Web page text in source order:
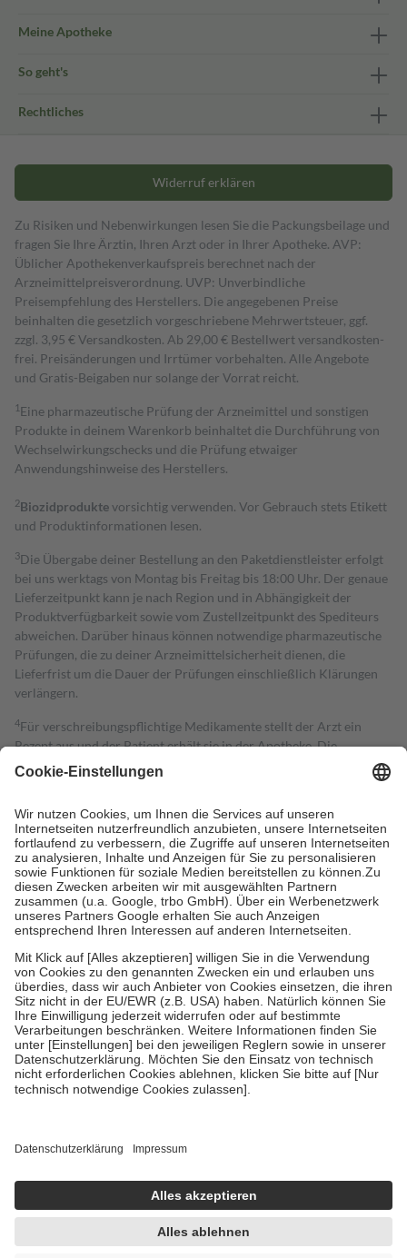
Meine Apotheke
So geht's
Rechtliches
Widerruf erklären
Zu Risiken und Nebenwirkungen lesen Sie die Packungsbeilage und
fragen Sie Ihre Ärztin, Ihren Arzt oder in Ihrer Apotheke. AVP:
Üblicher Apothekenverkaufspreis berechnet nach der
Arzneimittelpreisverordnung. UVP: Unverbindliche
Preisempfehlung des Herstellers. Die angegebenen Preise
beinhalten die gesetzlich vorgeschriebene Mehrwertsteuer, ggf.
zzgl. 3,95 € Versandkosten. Ab 29,00 € Bestell­wert versand­kosten­
frei. Preisänderungen und Irrtümer vorbehalten. Alle Angebote
und Gratis-Beigaben nur solange der Vorrat reicht.
1 Eine pharmazeutische Prüfung der Arzneimittel und sonstigen
Produkte in deinem Warenkorb beinhaltet die Durchführung von
Wechselwirkungschecks und die Prüfung etwaiger
Anwendungshinweise des Herstellers.
2Biozidproduktevorsichtig verwenden. Vor Gebrauch stets Etikett
und Produktinformationen lesen.
3Die Übergabe deiner Bestellung an den Paketdienstleister erfolgt
bei uns werktags von Montag bis Freitag bis 18:00 Uhr. Der genaue
Lieferzeitpunkt kann je nach Region und in Abhängigkeit der
Produktverfügbarkeit sowie vom Zustellzeitpunkt des Spediteurs
abweichen. Darüber hinaus können notwendige pharmazeutische
Prüfungen, die zu deiner Arzneimittelsicherheit dienen, die
Lieferfrist um die Dauer der Prüfungen einschließlich Klärungen
verlängern.
4Für verschreibungspflichtige Medikamente stellt der Arzt ein
Rezept aus und der Patient erhält sie in der Apotheke. Die
gesetzliche Krankenversicherung übernimmt in der Regel die
Kosten dafür, der Versicherte trägt einen Teil davon als Zuzahlung
Grundsätzlich leisten Mitglieder Zuzahlungen in Höhe von zehn
Prozent des Abgabepreises,mindestens jedochfünf Euround
höchstens zehn Euro.Es sind jedoch nie mehr als die tatsächlichen
Kosten der Leistung zu entrichten.
Diese Regeln gelten grundsätzlich auch für Online-Apotheken.
Bei Heilmitteln und häuslicher Krankenpflege beträgt die
Zuzahlung zehn Prozent der Kosten sowie zehn Euro je
Verordnung.
Um das Engagement der Versicherten für ihre eigene Gesundheit zu
stärken und die besondere Stellung der Familie zu unterstützen,
fallenkeine Zuzahlungenan bei:
• Kindern und Jugendlichen bis zum vollendeten 18. Lebensjahr
mit Ausnahme der Fahrkosten
• Untersuchungen zur Vorsorge und Früherkennung, die von der
GKV getragen werden
Einholung von Bewertungen. Trusted Shops hat Maßnahmen
getroffen, um sicherzustellen, dass es sich um echte Bewertungen
handelt. Mehr Informationen findest du hier:
https://help.etrusted.com/hc/de/articles/4419944605341